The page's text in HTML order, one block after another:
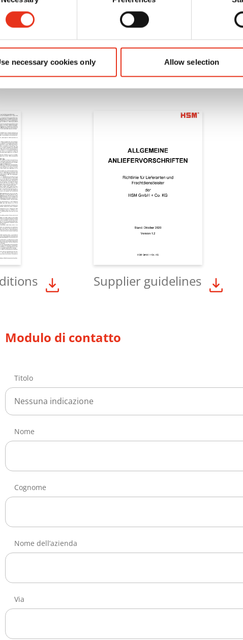
necessary cookies only Allow selection
Supplier guidelines
Modulo di contatto
Titolo
Nessuna indicazione
Nome
Cognome
Nome dell’azienda
Via